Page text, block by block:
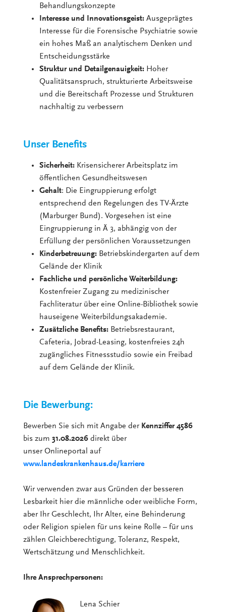
Behandlungskonzepte
Interesse und Innovationsgeist: Ausgeprägtes
Interesse für die Forensische Psychiatrie sowie
ein hohes Maß an analytischem Denken und
Entscheidungsstärke
Struktur und Detailgenauigkeit: Hoher
Qualitätsanspruch, strukturierte Arbeitsweise
und die Bereitschaft Prozesse und Strukturen
nachhaltig zu verbessern
Unser Benefits
Sicherheit: Krisensicherer Arbeitsplatz im
öffentlichen Gesundheitswesen
Gehalt: Die Eingruppierung erfolgt
entsprechend den Regelungen des TV-Ärzte
(Marburger Bund). Vorgesehen ist eine
Eingruppierung in Ä 3, abhängig von der
Erfüllung der persönlichen Voraussetzungen
Kinderbetreuung: Betriebskindergarten auf dem
Gelände der Klinik
Fachliche und persönliche Weiterbildung:
Kostenfreier Zugang zu medizinischer
Fachliteratur über eine Online-Bibliothek sowie
hauseigene Weiterbildungsakademie.
Zusätzliche Benefits: Betriebsrestaurant,
Cafeteria, Jobrad-Leasing, kostenfreies 24h
zugängliches Fitnessstudio sowie ein Freibad
auf dem Gelände der Klinik.
Die Bewerbung:
Bewerben Sie sich mit Angabe der Kennziffer 4586
bis zum 31.08.2026 direkt über
unser Onlineportal auf
www.landeskrankenhaus.de/karriere
Wir verwenden zwar aus Gründen der besseren
Lesbarkeit hier die männliche oder weibliche Form,
aber Ihr Geschlecht, Ihr Alter, eine Behinderung
oder Religion spielen für uns keine Rolle – für uns
zählen Gleichberechtigung, Toleranz, Respekt,
Wertschätzung und Menschlichkeit.
Ihre Ansprechpersonen:
Lena Schier